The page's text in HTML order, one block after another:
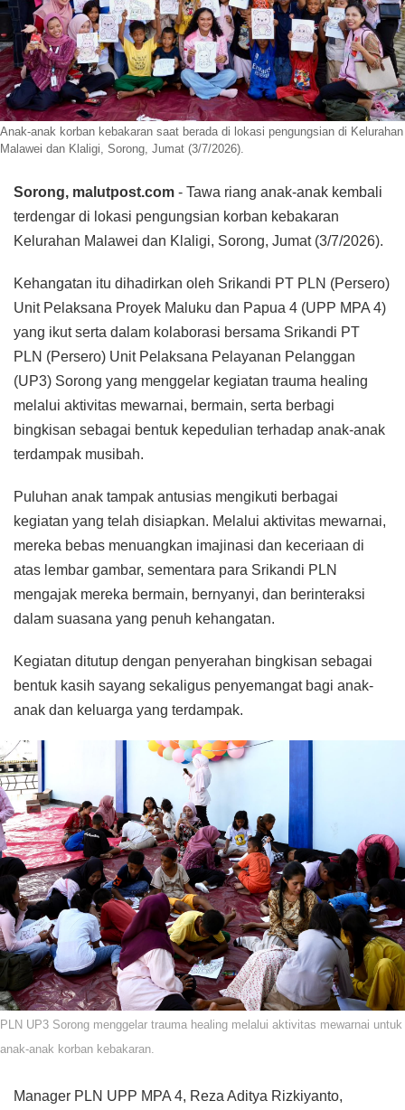
Anak-anak korban kebakaran saat berada di lokasi pengungsian di Kelurahan
Malawei dan Klaligi, Sorong, Jumat (3/7/2026).
Sorong, malutpost.com - Tawa riang anak-anak kembali
terdengar di lokasi pengungsian korban kebakaran
Kelurahan Malawei dan Klaligi, Sorong, Jumat (3/7/2026).
Kehangatan itu dihadirkan oleh Srikandi PT PLN (Persero)
Unit Pelaksana Proyek Maluku dan Papua 4 (UPP MPA 4)
yang ikut serta dalam kolaborasi bersama Srikandi PT
PLN (Persero) Unit Pelaksana Pelayanan Pelanggan
(UP3) Sorong yang menggelar kegiatan trauma healing
melalui aktivitas mewarnai, bermain, serta berbagi
bingkisan sebagai bentuk kepedulian terhadap anak-anak
terdampak musibah.
Puluhan anak tampak antusias mengikuti berbagai
kegiatan yang telah disiapkan. Melalui aktivitas mewarnai,
mereka bebas menuangkan imajinasi dan keceriaan di
atas lembar gambar, sementara para Srikandi PLN
mengajak mereka bermain, bernyanyi, dan berinteraksi
dalam suasana yang penuh kehangatan.
Kegiatan ditutup dengan penyerahan bingkisan sebagai
bentuk kasih sayang sekaligus penyemangat bagi anak-
anak dan keluarga yang terdampak.
PLN UP3 Sorong menggelar trauma healing melalui aktivitas mewarnai untuk
anak-anak korban kebakaran.
Manager PLN UPP MPA 4, Reza Aditya Rizkiyanto,